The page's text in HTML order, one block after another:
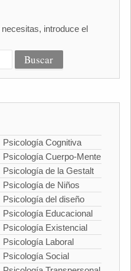
introduce el
Psicología Cognitiva
Psicología Cuerpo-Mente
Psicología de la Gestalt
Psicología de Niños
Psicología del diseño
Psicología Educacional
Psicología Existencial
Psicología Laboral
Psicología Social